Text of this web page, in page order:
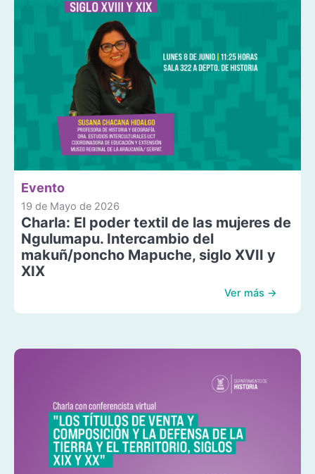
Evento
19 de Mayo de 2026
Charla: El poder textil de las mujeres de
Ngulumapu. Intercambio del
makuñ/poncho Mapuche, siglo XVII y
XIX
Ver más →